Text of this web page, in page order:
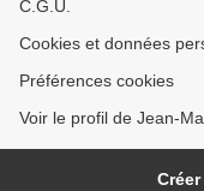
C.G.U.
Cookies et données
Préférences cookies
Voir le profil de Jean-